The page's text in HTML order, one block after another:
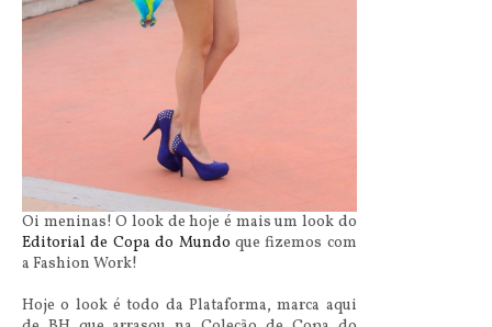
Oi meninas! O look de hoje é mais um look do
Editorial de Copa do Mundo que fizemos com
a Fashion Work!
Hoje o look é todo da Plataforma, marca aqui